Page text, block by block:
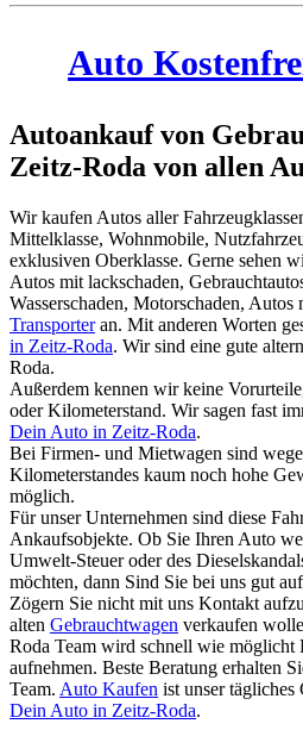
Auto
Autoankauf von
Zeitz-Roda von allen
Wir kaufen Autos aller
Mittelklasse, Wohnmobile,
exklusiven Oberklasse. Gerne sehen
Autos mit lackschaden,
Wasserschaden, Motorschaden, Autos
Transporteran. Mit anderen Worten
in Zeitz-Roda. Wir sind eine gute
Roda.
Außerdem kennen wir keine
oder Kilometerstand. Wir sagen fast
Dein Auto in Zeitz-Roda.
Bei Firmen- und Mietwagen sind
Kilometerstandes kaum noch hohe
möglich.
Für unser Unternehmen sind diese
Ankaufsobjekte. Ob Sie Ihren Auto
Umwelt-Steuer oder des
möchten, dann Sind Sie bei uns gut
Zögern Sie nicht mit uns Kontakt
alten Gebrauchtwagen verkaufen
Roda Team wird schnell wie möglicht
aufnehmen. Beste Beratung erhalten
Team. Auto Kaufen ist unser tägliches
Dein Auto in Zeitz-Roda.